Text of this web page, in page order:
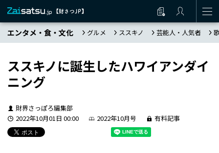
エンタメ・食・文化 グルメ ススキノ 芸能人・人気者
ススキノに誕生したハワイアンダイ
ニング
財界さっぽろ編集部
2022年10月01日 00:00
2022年10月号 有料記事